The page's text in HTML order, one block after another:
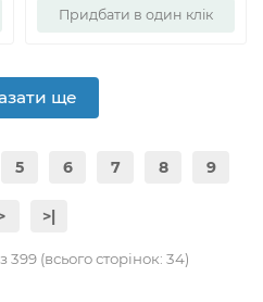
Придбати в один клік
ще
5 6 7 8 9
>|
399 (всього сторінок: 34)